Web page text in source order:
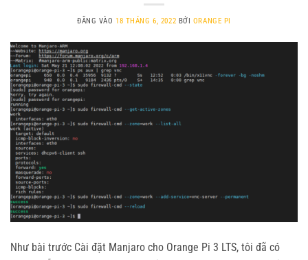
ĐĂNG VÀO18 THÁNG 6, 2022 BỞI ORANGE PI
Như bài trước Cài đặt Manjaro cho Orange Pi 3 LTS, tôi đã có